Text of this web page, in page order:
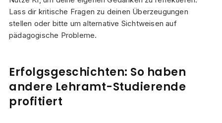
Lass dir kritische Fragen zu deinen Überzeugungen
stellen oder bitte um alternative Sichtweisen auf
pädagogische Probleme.
Erfolgsgeschichten: So haben
andere Lehramt-Studierende
profitiert